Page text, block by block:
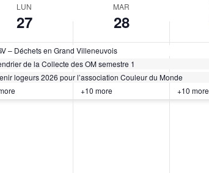
LUN
27
MAR
28
évènements
– Déchets en Grand Villeneuvois
de la Collecte des OM semestre 1
logeurs 2026 pour l’association Couleur du Monde
+10 more +10 more